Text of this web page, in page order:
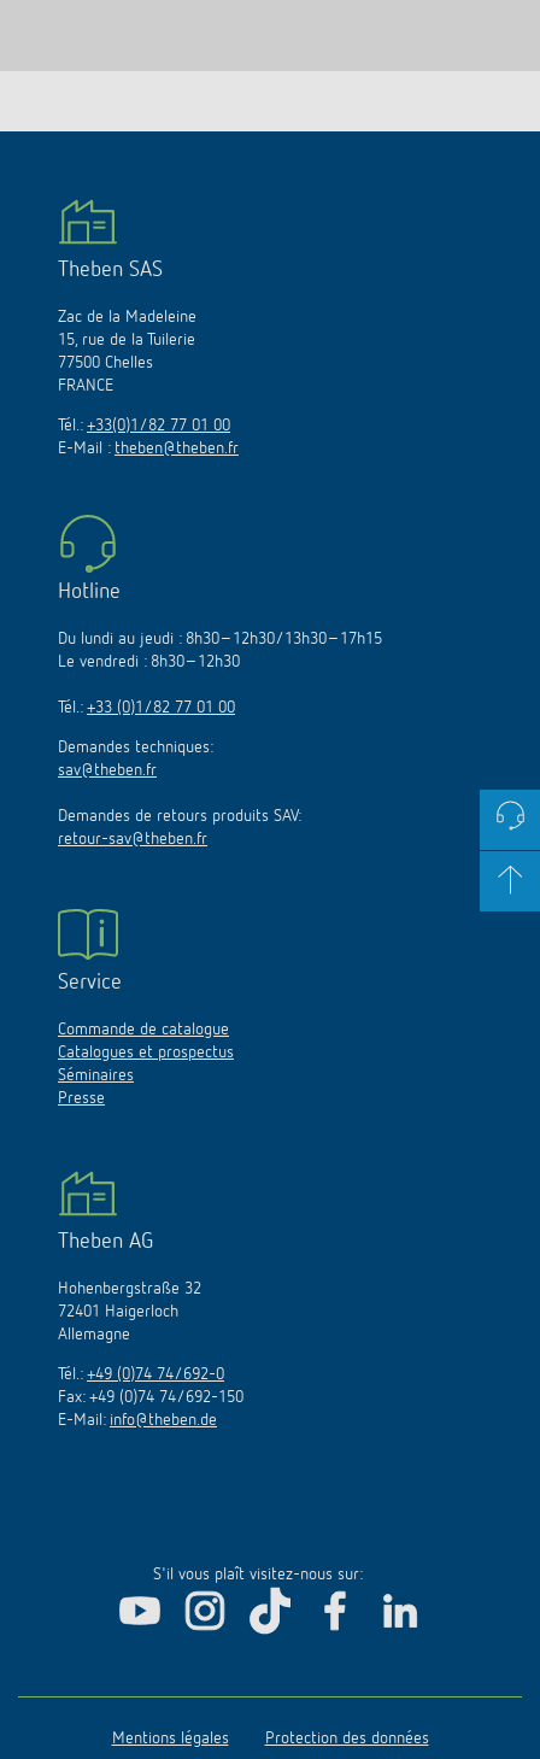
Theben SAS
Zac de la Madeleine
15, rue de la Tuilerie
77500 Chelles
FRANCE
Tél.: +33(0)1/82 77 01 00
E-Mail : theben@theben.fr
Hotline
Du lundi au jeudi : 8h30–12h30/13h30–17h15
Le vendredi : 8h30–12h30
Tél.: +33 (0)1/82 77 01 00
Demandes techniques:
sav@theben.fr
Demandes de retours produits SAV:
retour-sav@theben.fr
Service
Commande de catalogue
Catalogues et prospectus
Séminaires
Presse
Theben AG
Hohenbergstraße 32
72401 Haigerloch
Allemagne
Tél.: +49 (0)74 74/692-0
Fax: +49 (0)74 74/692-150
E-Mail: info@theben.de
S'il vous plaît visitez-nous sur:
Mentions légales Protection des données